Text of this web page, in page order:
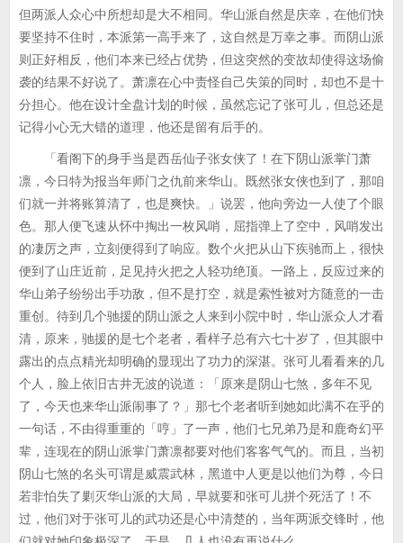
但两派人众心中所想却是大不相同。华山派自然是庆幸，在他们快
要坚持不住时，本派第一高手来了，这自然是万幸之事。而阴山派
则正好相反，他们本来已经占优势，但这突然的变故却使得这场偷
袭的结果不好说了。萧凛在心中责怪自己失策的同时，却也不是十
分担心。他在设计全盘计划的时候，虽然忘记了张可儿，但总还是
记得小心无大错的道理，他还是留有后手的。
「看阁下的身手当是西岳仙子张女侠了！在下阴山派掌门萧
凛，今日特为报当年师门之仇前来华山。既然张女侠也到了，那咱
们就一并将账算清了，也是爽快。」说罢，他向旁边一人使了个眼
色。那人便飞速从怀中掏出一枚风哨，屈指弹上了空中，风哨发出
的凄厉之声，立刻便得到了响应。数个火把从山下疾驰而上，很快
便到了山庄近前，足见持火把之人轻功绝顶。一路上，反应过来的
华山弟子纷纷出手功敌，但不是打空，就是索性被对方随意的一击
重创。待到几个驰援的阴山派之人来到小院中时，华山派众人才看
清，原来，驰援的是七个老者，看样子总有六七十岁了，但其眼中
露出的点点精光却明确的显现出了功力的深湛。张可儿看看来的几
个人，脸上依旧古井无波的说道：「原来是阴山七煞，多年不见
了，今天也来华山派闹事了？」那七个老者听到她如此满不在乎的
一句话，不由得重重的「哼」了一声，他们七兄弟乃是和鹿奇幻平
辈，连现在的阴山派掌门萧凛都要对他们客客气气的。而且，当初
阴山七煞的名头可谓是威震武林，黑道中人更是以他们为尊，今日
若非怕失了剿灭华山派的大局，早就要和张可儿拼个死活了！不
过，他们对于张可儿的武功还是心中清楚的，当年两派交锋时，他